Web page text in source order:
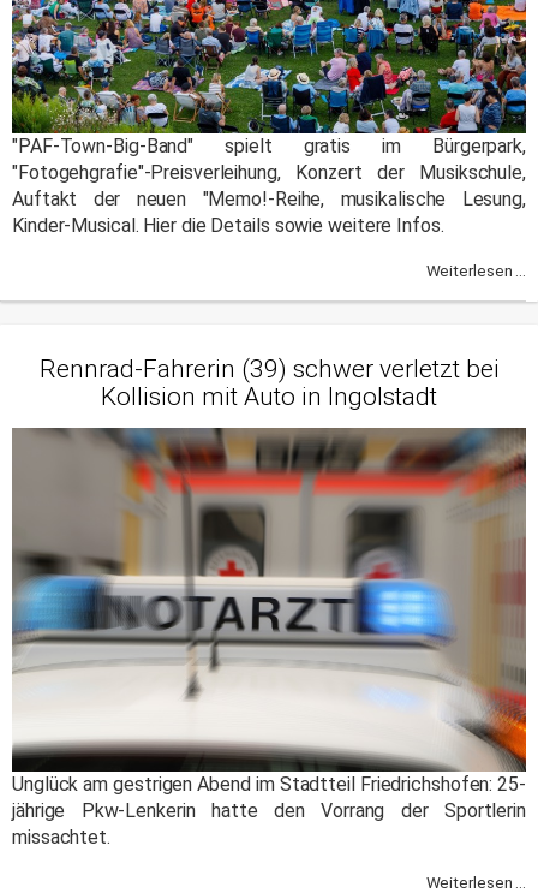
"PAF-Town-Big-Band" spielt gratis im Bürgerpark,
"Fotogehgrafie"-Preisverleihung, Konzert der Musikschule,
Auftakt der neuen "Memo!-Reihe, musikalische Lesung,
Kinder-Musical. Hier die Details sowie weitere Infos.
Weiterlesen ...
Rennrad-Fahrerin (39) schwer verletzt bei
Kollision mit Auto in Ingolstadt
Unglück am gestrigen Abend im Stadtteil Friedrichshofen: 25-
jährige Pkw-Lenkerin hatte den Vorrang der Sportlerin
missachtet.
Weiterlesen ...